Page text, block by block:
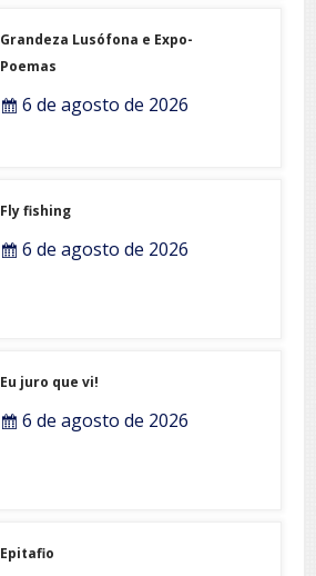
Grandeza Lusófona e Expo-
Poemas
6 de agosto de 2026
Fly fishing
6 de agosto de 2026
Eu juro que vi!
6 de agosto de 2026
Epitafio